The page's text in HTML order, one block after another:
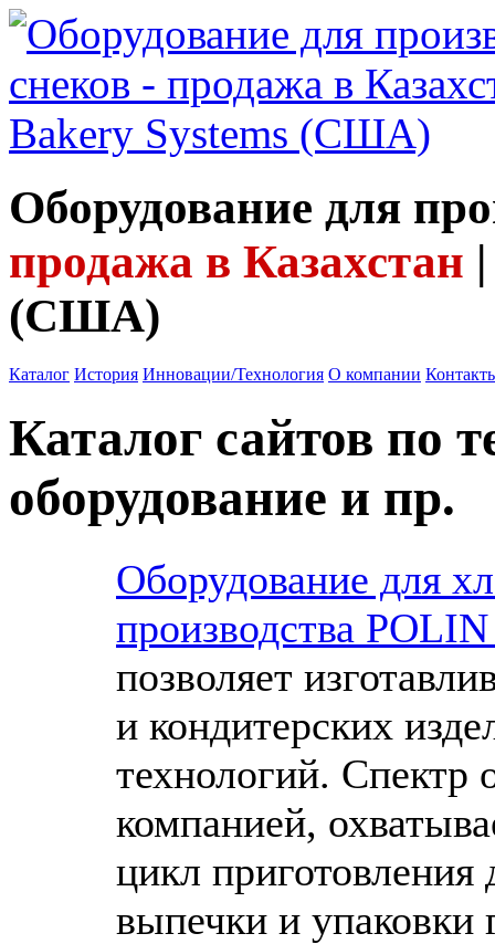
Оборудование для
продажа в Казахстан
(США)
Каталог История Инновации/Технология О компании
Каталог сайтов по
оборудование и пр.
Оборудование для
производства
позволяет
и кондитерских
технологий. Спектр
компанией,
цикл
выпечки и упаковки